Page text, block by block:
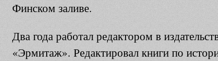
Финском заливе.
Два года работал редактором в
«Эрмитаж». Редактировал книги по